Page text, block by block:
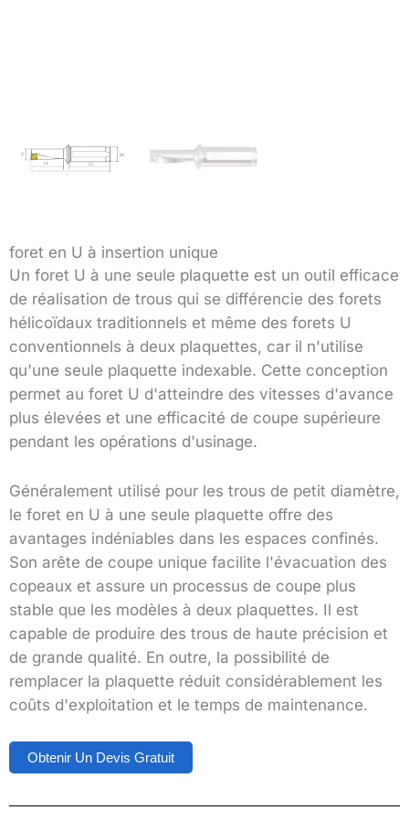
foret en U à insertion unique
Un foret U à une seule plaquette est un outil efficace
de réalisation de trous qui se différencie des forets
hélicoïdaux traditionnels et même des forets U
conventionnels à deux plaquettes, car il n'utilise
qu'une seule plaquette indexable. Cette conception
permet au foret U d'atteindre des vitesses d'avance
plus élevées et une efficacité de coupe supérieure
pendant les opérations d'usinage.
Généralement utilisé pour les trous de petit diamètre,
le foret en U à une seule plaquette offre des
avantages indéniables dans les espaces confinés.
Son arête de coupe unique facilite l'évacuation des
copeaux et assure un processus de coupe plus
stable que les modèles à deux plaquettes. Il est
capable de produire des trous de haute précision et
de grande qualité. En outre, la possibilité de
remplacer la plaquette réduit considérablement les
coûts d'exploitation et le temps de maintenance.
Obtenir Un Devis Gratuit